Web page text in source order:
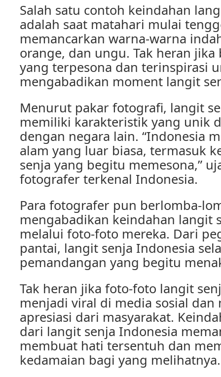
Salah satu contoh keindahan
adalah saat matahari mulai
memancarkan warna-warna
orange, dan ungu. Tak heran
yang terpesona dan terinspirasi
mengabadikan moment langit
Menurut pakar fotografi, langit
memiliki karakteristik yang unik
dengan negara lain. “Indonesia
alam yang luar biasa, termasuk
senja yang begitu memesona,”
fotografer terkenal Indonesia.
Para fotografer pun berlomba-
mengabadikan keindahan langit
melalui foto-foto mereka. Dari
pantai, langit senja Indonesia
pemandangan yang begitu
Tak heran jika foto-foto langit
menjadi viral di media sosial dan
apresiasi dari masyarakat.
dari langit senja Indonesia
membuat hati tersentuh dan
kedamaian bagi yang melihatnya.